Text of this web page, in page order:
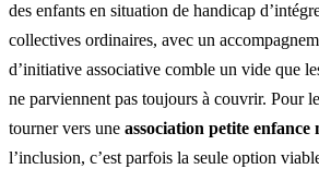
des enfants en situation de handicap
collectives ordinaires, avec un
d’initiative associative comble un vide que
ne parviennent pas toujours à couvrir. Pour
tourner vers une association petite enfance
l’inclusion, c’est parfois la seule option